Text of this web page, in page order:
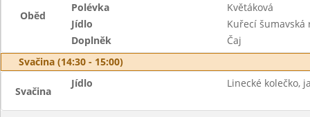
Oběd
Polévka
Květáková
Jídlo
Kuřecí šumavská
Doplněk
Čaj
Svačina (14:30 - 15:00)
Svačina
Jídlo Linecké kolečko,